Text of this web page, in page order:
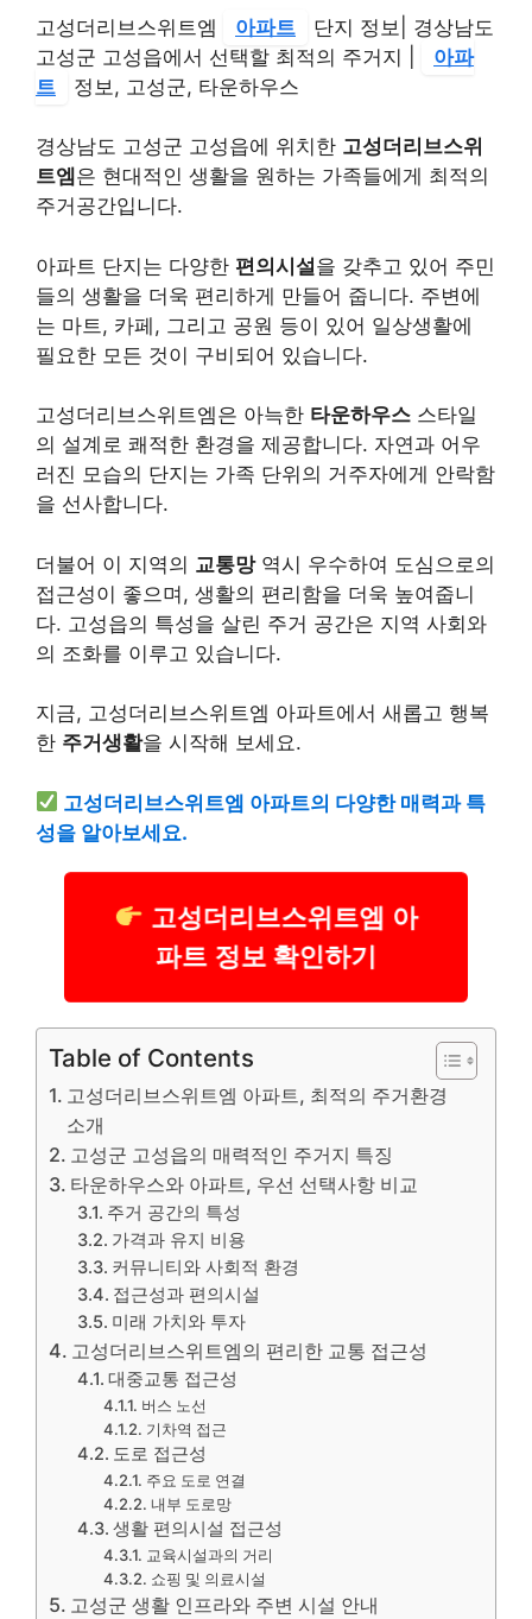
고성더리브스위트엠 아파트
단지 정보| 경상남도
고성군 고성읍에서 선택할 최적의 주거지 |
아파
트
정보, 고성군, 타운하우스
경상남도 고성군 고성읍에 위치한 고성더리브스위
트엠 은 현대적인 생활을 원하는 가족들에게 최적의
주거공간입니다.
아파트 단지는 다양한 편의시설을 갖추고 있어 주민
들의 생활을 더욱 편리하게 만들어 줍니다. 주변에
는 마트, 카페, 그리고 공원 등이 있어 일상생활에
필요한 모든 것이 구비되어 있습니다.
고성더리브스위트엠은 아늑한 타운하우스 스타일
의 설계로 쾌적한 환경을 제공합니다. 자연과 어우
러진 모습의 단지는 가족 단위의 거주자에게 안락함
을 선사합니다.
더불어 이 지역의 교통망역시 우수하여 도심으로의
접근성이 좋으며, 생활의 편리함을 더욱 높여줍니
다. 고성읍의 특성을 살린 주거 공간은 지역 사회와
의 조화를 이루고 있습니다.
지금, 고성더리브스위트엠 아파트에서 새롭고 행복
한 주거생활을 시작해 보세요.
고성더리브스위트엠 아파트의 다양한 매력과 특
성을 알아보세요.
고성더리브스위트엠 아
파트 정보 확인하기
Table of Contents
고성더리브스위트엠 아파트, 최적의 주거환경
소개
고성군 고성읍의 매력적인 주거지 특징
타운하우스와 아파트, 우선 선택사항 비교
주거 공간의 특성
가격과 유지 비용
커뮤니티와 사회적 환경
접근성과 편의시설
미래 가치와 투자
고성더리브스위트엠의 편리한 교통 접근성
대중교통 접근성
버스 노선
기차역 접근
도로 접근성
주요 도로 연결
내부 도로망
생활 편의시설 접근성
교육시설과의 거리
쇼핑 및 의료시설
고성군 생활 인프라와 주변 시설 안내